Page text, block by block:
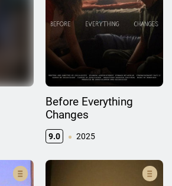
Before Everything
Changes
9.0 2025